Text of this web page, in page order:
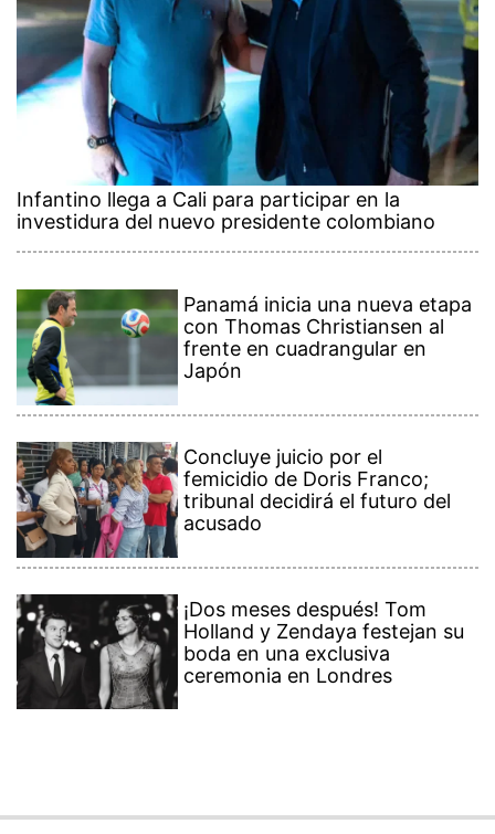
Infantino llega a Cali para participar en la
investidura del nuevo presidente colombiano
Panamá inicia una nueva etapa
con Thomas Christiansen al
frente en cuadrangular en
Japón
Concluye juicio por el
femicidio de Doris Franco;
tribunal decidirá el futuro del
acusado
¡Dos meses después! Tom
Holland y Zendaya festejan su
boda en una exclusiva
ceremonia en Londres